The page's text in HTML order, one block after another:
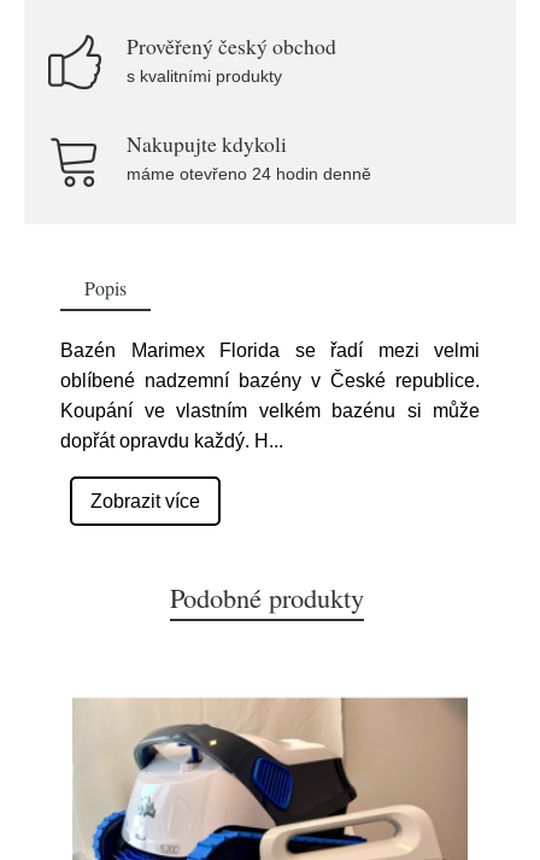
Prověřený český obchod
s kvalitními produkty
Nakupujte kdykoli
máme otevřeno 24 hodin denně
Popis
Bazén Marimex Florida se řadí mezi velmi
oblíbené nadzemní bazény v České republice.
Koupání ve vlastním velkém bazénu si může
dopřát opravdu každý. H ...
Zobrazit více
Podobné produkty